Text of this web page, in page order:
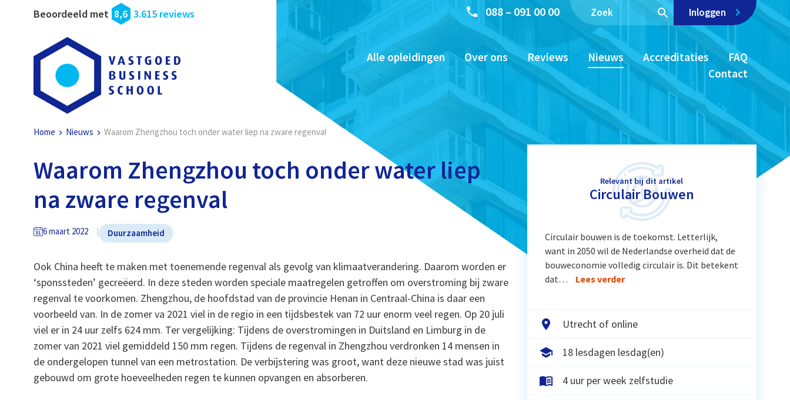
Beoordeeld met 8,6 3.615 reviews 088 – 091 00 00 Inloggen
Alle opleidingen Over ons Reviews Nieuws Accreditaties
FAQ
Contact
Home Nieuws Waarom Zhengzhou toch onder water liep na zware regenval
Waarom Zhengzhou toch onder water liep
na zware regenval
6 maart 2022 Duurzaamheid
Ook China heeft te maken met toenemende regenval als gevolg van klimaatverandering. Daarom worden er
‘sponssteden’ gecreëerd. In deze steden worden speciale maatregelen getroffen om overstroming bij zware
regenval te voorkomen. Zhengzhou, de hoofdstad van de provincie Henan in Centraal-China is daar een
voorbeeld van. In de zomer va 2021 viel in de regio in een tijdsbestek van 72 uur enorm veel regen. Op 20 juli
viel er in 24 uur zelfs 624 mm. Ter vergelijking: Tijdens de overstromingen in Duitsland en Limburg in de
zomer van 2021 viel gemiddeld 150 mm regen. Tijdens de regenval in Zhengzhou verdronken 14 mensen in
de ondergelopen tunnel van een metrostation. De verbijstering was groot, want deze nieuwe stad was juist
gebouwd om grote hoeveelheden regen te kunnen opvangen en absorberen.
Relevant bij dit artikel
Circulair Bouwen
Circulair bouwen is de toekomst. Letterlijk,
want in 2050 wil de Nederlandse overheid dat de
bouweconomie volledig circulair is. Dit betekent
dat…
Lees verder
Utrecht of online
18 lesdagen lesdag(en)
4 uur per week zelfstudie